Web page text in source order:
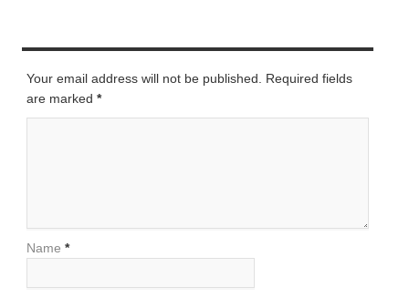
Your email address will not be published. Required fields
are marked *
Name *